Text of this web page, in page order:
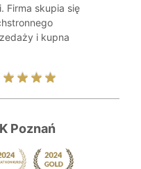
Firma skupia się
i kupna
Poznań